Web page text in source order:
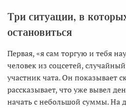
Три ситуации, в
остановиться
Первая, «я сам торгую и тебя
человек из соцсетей,
участник чата. Он показывает
рассказывает, что уже вывел
начать с небольшой суммы. На